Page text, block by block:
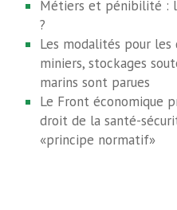
Métiers et pénibilité :
?
Les modalités pour
miniers, stockages
marins sont parues
Le Front économique
droit de la santé-
«principe normatif»